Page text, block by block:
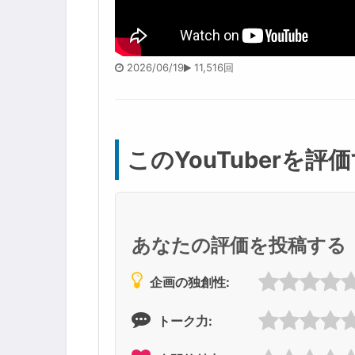
2026/06/19 11,516回
このYouTuberを評
あなたの評価を投稿する
企画の独創性:
トーク力: